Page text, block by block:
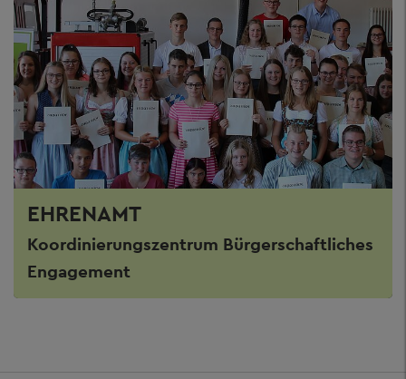
EHRENAMT
Koordinierungszentrum Bürgerschaftliches
Engagement